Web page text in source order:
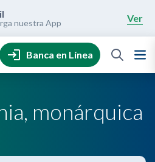
nuestra App Ver
Banca en Línea
monárquica